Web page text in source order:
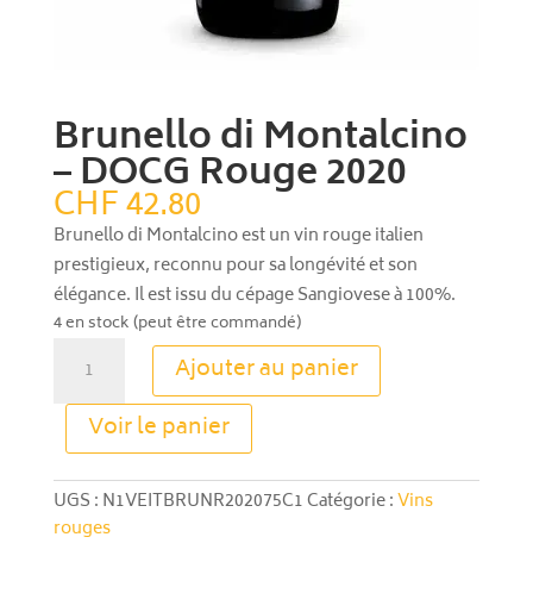
Brunello di Montalcino
– DOCG Rouge 2020
CHF42.80
Brunello di Montalcino est un vin rouge italien
prestigieux, reconnu pour sa longévité et son
élégance. Il est issu du cépage Sangiovese à 100%.
4 en stock (peut être commandé)
Brunello
Montalcino
–
DOCG
Rouge
Ajouter au panier
Voir le panier
A
l
e
UGS : N1VEITBRUNR202075C1Catégorie :Vins
rouges